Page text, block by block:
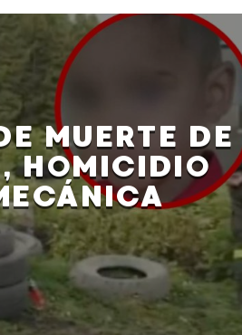
MUERTE DE
HOMICIDIO